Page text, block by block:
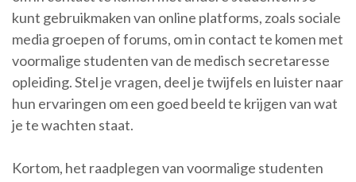
kunt gebruikmaken van online platforms, zoals sociale
media groepen of forums, om in contact te komen met
voormalige studenten van de medisch secretaresse
opleiding. Stel je vragen, deel je twijfels en luister naar
hun ervaringen om een goed beeld te krijgen van wat
je te wachten staat.
Kortom, het raadplegen van voormalige studenten